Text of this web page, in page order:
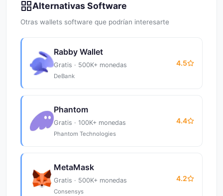
Alternativas Software
Otras wallets software que podrían interesarte
Rabby Wallet
Gratis · 500K+ monedas
DeBank
4.5
Phantom
Gratis · 100K+ monedas
Phantom Technologies
4.4
MetaMask
Gratis · 500K+ monedas
Consensys
4.2